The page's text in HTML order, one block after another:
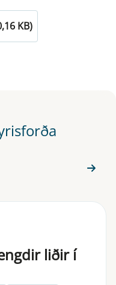
KB)
liðir í